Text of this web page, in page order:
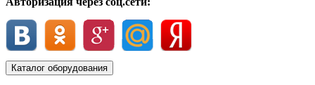
Каталог оборудования